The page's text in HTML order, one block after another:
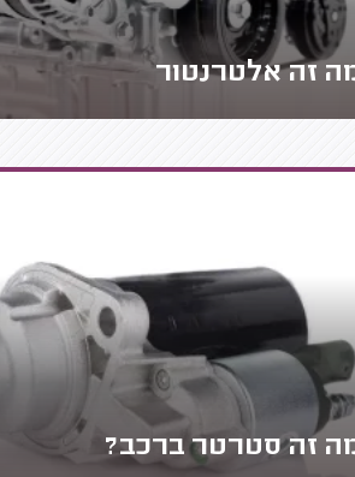
זה אלטרנטור
זה סטרטר ברכב?